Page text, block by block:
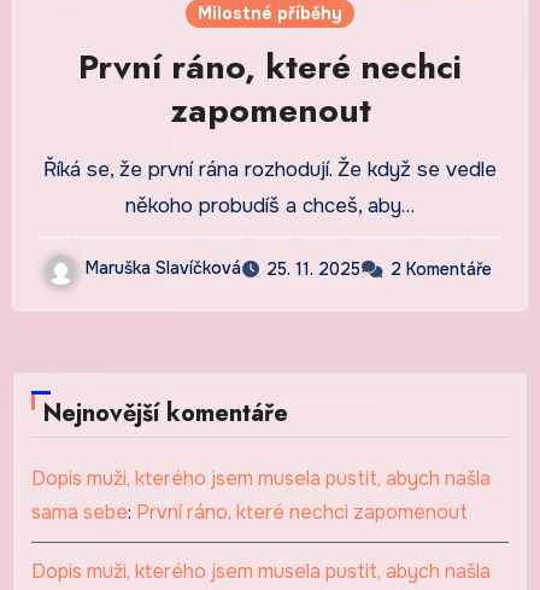
Milostné příběhy
První ráno, které nechci
zapomenout
Říká se, že první rána rozhodují. Že když se vedle
někoho probudíš a chceš, aby…
Maruška Slavíčková 25. 11. 2025 2 Komentáře
Nejnovější komentáře
Dopis muži, kterého jsem musela pustit, abych našla
sama sebe: První ráno, které nechci zapomenout
Dopis muži, kterého jsem musela pustit, abych našla